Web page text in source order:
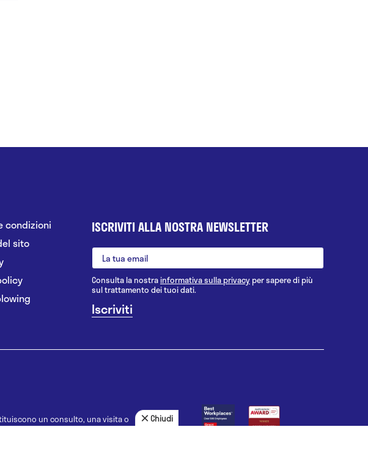
condizioni
sito
ISCRIVITI ALLA NOSTRA NEWSLETTER
Consulta la nostrainformativa sulla privacy per sapere di più
sul trattamento dei tuoi dati.
un consulto, una visita o
formulazione di una diagnosi, la
Chiudi